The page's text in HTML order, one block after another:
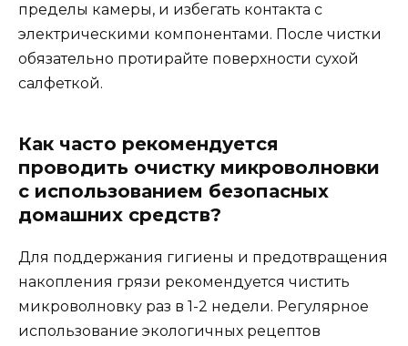
пределы камеры, и избегать контакта с
электрическими компонентами. После чистки
обязательно протирайте поверхности сухой
салфеткой.
Как часто рекомендуется
проводить очистку микроволновки
с использованием безопасных
домашних средств?
Для поддержания гигиены и предотвращения
накопления грязи рекомендуется чистить
микроволновку раз в 1-2 недели. Регулярное
использование экологичных рецептов